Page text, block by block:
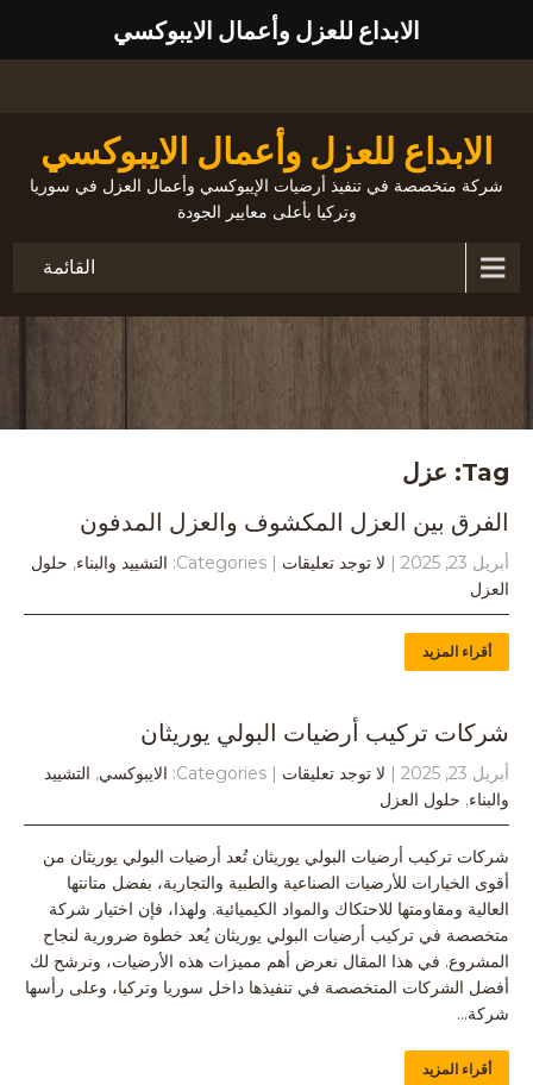
الابداع للعزل وأعمال الايبوكسي
شركة متخصصة في تنفيذ أرضيات الإيبوكسي وأعمال العزل في سوريا
وتركيا بأعلى معايير الجودة
القائمة
Tag: عزل
الفرق بين العزل المكشوف والعزل المدفون
أبريل 23, 2025 | لا توجد تعليقات | Categories: التشييد والبناء, حلول
العزل
أقراء المزيد
شركات تركيب أرضيات البولي يوريثان
أبريل 23, 2025 | لا توجد تعليقات | Categories: الايبوكسي, التشييد
والبناء, حلول العزل
شركات تركيب أرضيات البولي يوريثان تُعد أرضيات البولي يوريثان من
أقوى الخيارات للأرضيات الصناعية والطبية والتجارية، بفضل متانتها
العالية ومقاومتها للاحتكاك والمواد الكيميائية. ولهذا، فإن اختيار شركة
متخصصة في تركيب أرضيات البولي يوريثان يُعد خطوة ضرورية لنجاح
المشروع. في هذا المقال نعرض أهم مميزات هذه الأرضيات، ونرشح لك
أفضل الشركات المتخصصة في تنفيذها داخل سوريا وتركيا، وعلى رأسها
شركة…
أقراء المزيد
الابداع للعزل وأعمال الايبوكسي